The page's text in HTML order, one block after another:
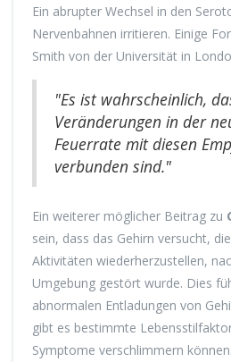
Ein abrupter Wechsel in den
Nervenbahnen irritieren. Einige
Smith von der Universität in
"Es ist wahrscheinlich,
Veränderungen in der
Feuerrate mit diesen
verbunden sind."
Ein weiterer möglicher Beitrag zu
sein, dass das Gehirn versucht,
Aktivitäten wiederherzustellen,
Umgebung gestört wurde. Dies
abnormalen Entladungen von
gibt es bestimmte
Symptome verschlimmern